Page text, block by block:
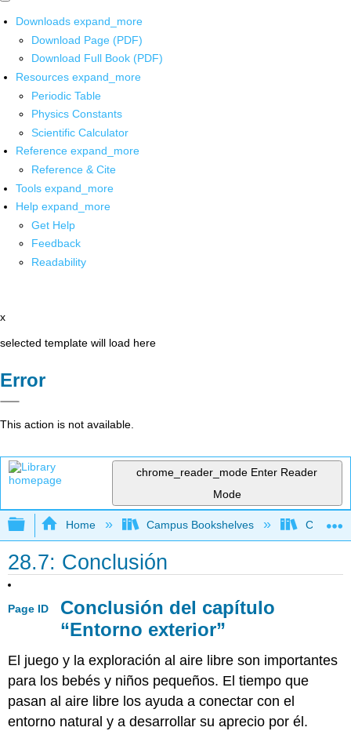
Downloads expand_more
Download Page (PDF)
Download Full Book (PDF)
Resources expand_more
Periodic Table
Physics Constants
Scientific Calculator
Reference expand_more
Reference & Cite
Tools expand_more
Help expand_more
Get Help
Feedback
Readability
x
selected template will load here
Error
This action is not available.
chrome_reader_mode Enter Reader
Mode
Expand/collapse global hierarchy
Home Campus Bookshelves
28.7: Conclusión
Page ID
Conclusión del capítulo
“Entorno exterior”
El juego y la exploración al aire libre son importantes
para los bebés y niños pequeños. El tiempo que
pasan al aire libre los ayuda a conectar con el
entorno natural y a desarrollar su aprecio por él.